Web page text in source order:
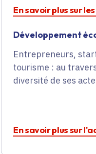
En savoir plus sur
Développement
Entrepreneurs,
tourisme : au
diversité de ses
En savoir plus sur